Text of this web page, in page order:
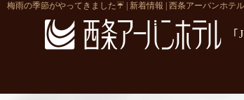
梅雨の季節がやってきました☔ | 新着情報 | 西条アーバンホテ
｢